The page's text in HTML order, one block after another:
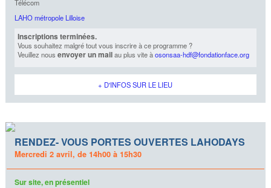
Télécom
LAHO métropole Lilloise
Inscriptions terminées.
Vous souhaitez malgré tout vous inscrire à ce programme ?
Veuillez nous envoyer un mailau plus vite àosonsaa-hdf@fondationface.org
+ D'INFOS SUR LE LIEU
RENDEZ- VOUS PORTES OUVERTES LAHODAYS
Mercredi 2 avril, de 14h00 à 15h30
Sur site, en présentiel